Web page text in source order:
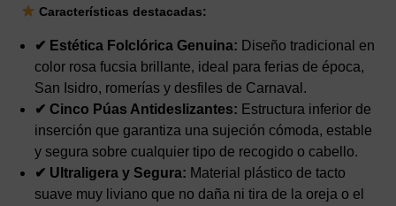
Características destacadas:
✔ Estética Folclórica Genuina: Diseño tradicional en
color rosa fucsia brillante, ideal para ferias de época,
San Isidro, romerías y desfiles de Carnaval.
✔ Cinco Púas Antideslizantes: Estructura inferior de
inserción que garantiza una sujeción cómoda, estable
y segura sobre cualquier tipo de recogido o cabello.
✔ Ultraligera y Segura: Material plástico de tacto
suave muy liviano que no daña ni tira de la oreja o el